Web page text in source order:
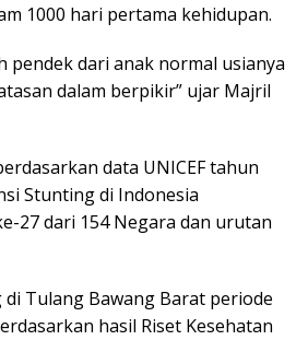
1000 hari pertama kehidupan.
pendek dari anak normal usianya
dalam berpikir” ujar Majril
data UNICEF tahun
Stunting di Indonesia
27 dari 154 Negara dan urutan
di Tulang Bawang Barat periode
hasil Riset Kesehatan